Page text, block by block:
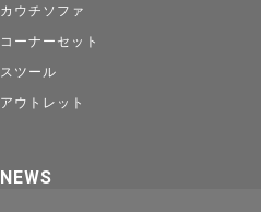
カウチソファ
コーナーセット
スツール
アウトレット
NEWS